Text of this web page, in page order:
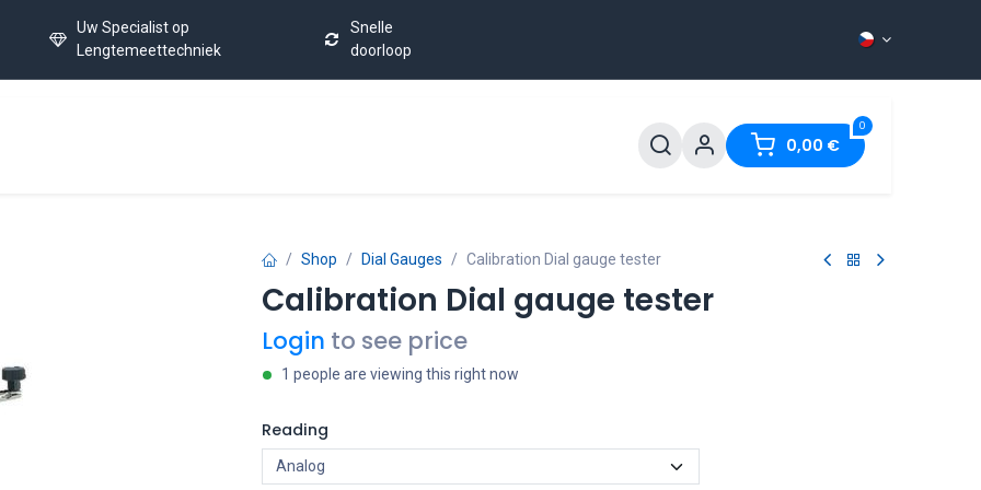
Uw Specialist op
Lengtemeettechniek
Snelle
doorloop
0
0,00 €
Shop Dial Gauges Calibration Dial gauge tester
Calibration Dial gauge tester
Login to see price
1 people are viewing this right now
Reading